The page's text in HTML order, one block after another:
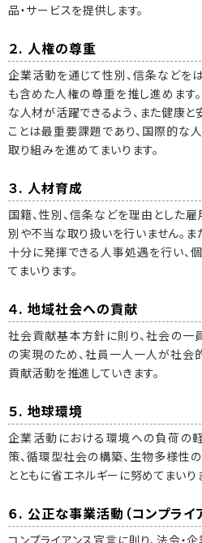
品・サービスを提供します。
２. 人権の尊重
企業活動を通じて性別、信条などを
も含めた人権の尊重を推し進めます
な人材が活躍できるよう、また健康
ことは最重要課題であり、国際的な
取り組みを進めてまいります。
３. 人材育成
国籍、性別、信条などを理由とした
別や不当な取り扱いを行いません。
十分に発揮できる人事処遇を行い、
てまいります。
４. 地域社会への貢献
社会貢献基本方針に則り、社会の一
の実現のため、社員一人一人が社会
貢献活動を推進していきます。
５. 地球環境
企業活動における環境への負荷の
策、循環型社会の構築、生物多様性
とともに省エネルギーに努めてまいり
６. 公正な事業活動（コンプライ
コンプライアンス宣言に則り、法令・